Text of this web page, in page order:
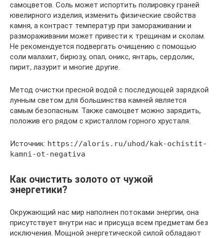
самоцветов. Соль может испортить полировку граней
ювелирного изделия, изменить физические свойства
камня, а контраст температур при замораживании и
размораживании может привести к трещинам и сколам.
Не рекомендуется подвергать очищению с помощью
соли малахит, бирюзу, опал, оникс, янтарь, сердолик,
пирит, лазурит и многие другие.
Метод очистки пресной водой с последующей зарядкой
лунным светом для большинства камней является
самым безопасным. Также самоцвет можно зарядить,
положив его рядом с кристаллом горного хрусталя.
Источник: https://aloris.ru/uhod/kak-ochistit-
kamni-ot-negativa
Как очистить золото от чужой
энергетики?
Окружающий нас мир наполнен потоками энергии, она
присутствует внутри нас и присуща всем предметам без
исключения. Мощной энергетической силой обладают